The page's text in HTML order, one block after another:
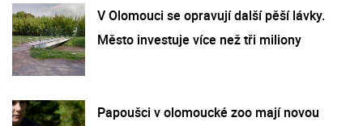
V Olomouci se opravují další pěší lávky.
Město investuje více než tři miliony
Papoušci v olomoucké zoo mají novou